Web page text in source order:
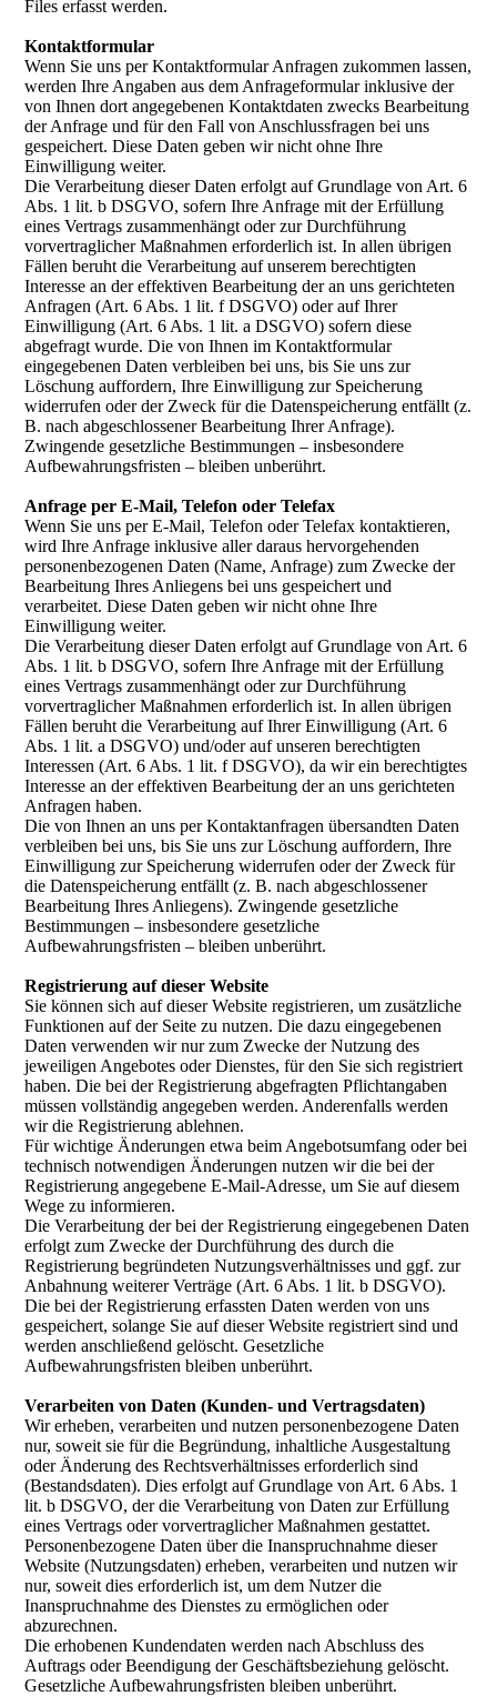
Files erfasst werden.
Kontaktformular
Wenn Sie uns per Kontaktformular Anfragen zukommen lassen,
werden Ihre Angaben aus dem Anfrageformular inklusive der
von Ihnen dort angegebenen Kontaktdaten zwecks Bearbeitung
der Anfrage und für den Fall von Anschlussfragen bei uns
gespeichert. Diese Daten geben wir nicht ohne Ihre
Einwilligung weiter.
Die Verarbeitung dieser Daten erfolgt auf Grundlage von Art. 6
Abs. 1 lit. b DSGVO, sofern Ihre Anfrage mit der Erfüllung
eines Vertrags zusammenhängt oder zur Durchführung
vorvertraglicher Maßnahmen erforderlich ist. In allen übrigen
Fällen beruht die Verarbeitung auf unserem berechtigten
Interesse an der effektiven Bearbeitung der an uns gerichteten
Anfragen (Art. 6 Abs. 1 lit. f DSGVO) oder auf Ihrer
Einwilligung (Art. 6 Abs. 1 lit. a DSGVO) sofern diese
abgefragt wurde. Die von Ihnen im Kontaktformular
eingegebenen Daten verbleiben bei uns, bis Sie uns zur
Löschung auffordern, Ihre Einwilligung zur Speicherung
widerrufen oder der Zweck für die Datenspeicherung entfällt (z.
B. nach abgeschlossener Bearbeitung Ihrer Anfrage).
Zwingende gesetzliche Bestimmungen – insbesondere
Aufbewahrungsfristen – bleiben unberührt.
Anfrage per E-Mail, Telefon oder Telefax
Wenn Sie uns per E-Mail, Telefon oder Telefax kontaktieren,
wird Ihre Anfrage inklusive aller daraus hervorgehenden
personenbezogenen Daten (Name, Anfrage) zum Zwecke der
Bearbeitung Ihres Anliegens bei uns gespeichert und
verarbeitet. Diese Daten geben wir nicht ohne Ihre
Einwilligung weiter.
Die Verarbeitung dieser Daten erfolgt auf Grundlage von Art. 6
Abs. 1 lit. b DSGVO, sofern Ihre Anfrage mit der Erfüllung
eines Vertrags zusammenhängt oder zur Durchführung
vorvertraglicher Maßnahmen erforderlich ist. In allen übrigen
Fällen beruht die Verarbeitung auf Ihrer Einwilligung (Art. 6
Abs. 1 lit. a DSGVO) und/oder auf unseren berechtigten
Interessen (Art. 6 Abs. 1 lit. f DSGVO), da wir ein berechtigtes
Interesse an der effektiven Bearbeitung der an uns gerichteten
Anfragen haben.
Die von Ihnen an uns per Kontaktanfragen übersandten Daten
verbleiben bei uns, bis Sie uns zur Löschung auffordern, Ihre
Einwilligung zur Speicherung widerrufen oder der Zweck für
die Datenspeicherung entfällt (z. B. nach abgeschlossener
Bearbeitung Ihres Anliegens). Zwingende gesetzliche
Bestimmungen – insbesondere gesetzliche
Aufbewahrungsfristen – bleiben unberührt.
Registrierung auf dieser Website
Sie können sich auf dieser Website registrieren, um zusätzliche
Funktionen auf der Seite zu nutzen. Die dazu eingegebenen
Daten verwenden wir nur zum Zwecke der Nutzung des
jeweiligen Angebotes oder Dienstes, für den Sie sich registriert
haben. Die bei der Registrierung abgefragten Pflichtangaben
müssen vollständig angegeben werden. Anderenfalls werden
wir die Registrierung ablehnen.
Für wichtige Änderungen etwa beim Angebotsumfang oder bei
technisch notwendigen Änderungen nutzen wir die bei der
Registrierung angegebene E-Mail-Adresse, um Sie auf diesem
Wege zu informieren.
Die Verarbeitung der bei der Registrierung eingegebenen Daten
erfolgt zum Zwecke der Durchführung des durch die
Registrierung begründeten Nutzungsverhältnisses und ggf. zur
Anbahnung weiterer Verträge (Art. 6 Abs. 1 lit. b DSGVO).
Die bei der Registrierung erfassten Daten werden von uns
gespeichert, solange Sie auf dieser Website registriert sind und
werden anschließend gelöscht. Gesetzliche
Aufbewahrungsfristen bleiben unberührt.
Verarbeiten von Daten (Kunden- und Vertragsdaten)
Wir erheben, verarbeiten und nutzen personenbezogene Daten
nur, soweit sie für die Begründung, inhaltliche Ausgestaltung
oder Änderung des Rechtsverhältnisses erforderlich sind
(Bestandsdaten). Dies erfolgt auf Grundlage von Art. 6 Abs. 1
lit. b DSGVO, der die Verarbeitung von Daten zur Erfüllung
eines Vertrags oder vorvertraglicher Maßnahmen gestattet.
Personenbezogene Daten über die Inanspruchnahme dieser
Website (Nutzungsdaten) erheben, verarbeiten und nutzen wir
nur, soweit dies erforderlich ist, um dem Nutzer die
Inanspruchnahme des Dienstes zu ermöglichen oder
abzurechnen.
Die erhobenen Kundendaten werden nach Abschluss des
Auftrags oder Beendigung der Geschäftsbeziehung gelöscht.
Gesetzliche Aufbewahrungsfristen bleiben unberührt.